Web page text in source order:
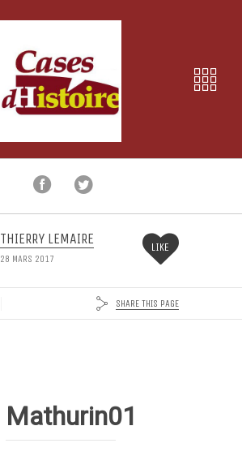
THIERRY LEMAIRE
28 MARS 2017
LIKE
SHARE THIS PAGE
Mathurin01